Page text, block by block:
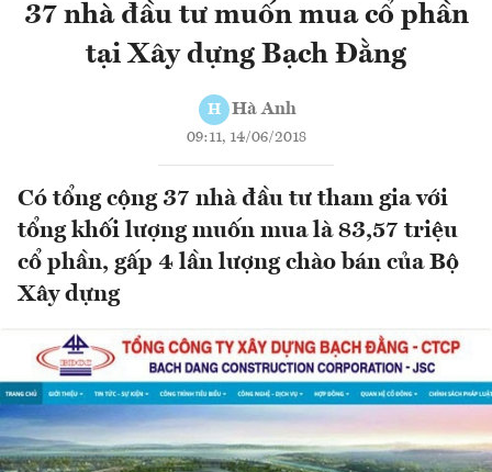
37 nhà đầu tư muốn mua cổ phần
tại Xây dựng Bạch Đằng
H Hà Anh
09:11, 14/06/2018
Có tổng cộng 37 nhà đầu tư tham gia với
tổng khối lượng muốn mua là 83,57 triệu
cổ phần, gấp 4 lần lượng chào bán của Bộ
Xây dựng